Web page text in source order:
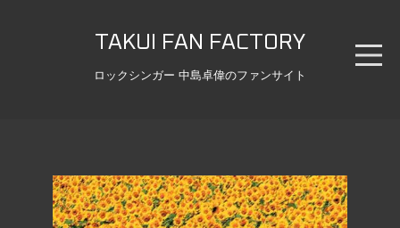
TAKUI FAN FACTORY
ロックシンガー 中島卓偉のファンサイト